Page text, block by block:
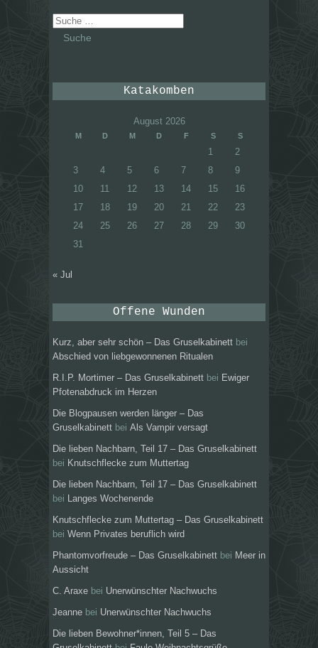
Suche
nach:
Katakomben
August 2026
M D M D F S S
1
2
3
4 5 6 7 8
9
10
11 12 13 14 15
16
17
18 19 20 21 22
23
24
25 26 27 28 29
30
31
« Jul
Offene Wunden
Kurz, aber sehr schön – Das Gruselkabinett bei
Abschied von liebgewonnenen Ritualen
R.I.P. Mortimer – Das Gruselkabinett bei Ewiger
Pfotenabdruck im Herzen
Die Blogpausen werden länger – Das
Gruselkabinett bei Als Vampir versagt
Die lieben Nachbarn, Teil 17 – Das Gruselkabinett
bei Knutschflecke zum Muttertag
Die lieben Nachbarn, Teil 17 – Das Gruselkabinett
bei
Langes Wochenende
Knutschflecke zum Muttertag – Das Gruselkabinett
bei Wenn Privates beruflich wird
Phantomvorfreude – Das Gruselkabinett bei Meer in
Aussicht
C. Araxe bei Unerwünschter Nachwuchs
Jeanne bei Unerwünschter Nachwuchs
Die lieben Bewohner*innen, Teil 5 – Das